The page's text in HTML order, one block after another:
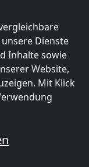
Dienste
Inhalte sowie
Website,
Mit Klick